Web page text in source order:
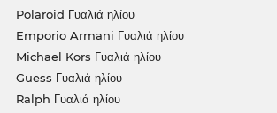
Polaroid Γυαλιά ηλίου
Emporio Armani Γυαλιά ηλίου
Michael Kors Γυαλιά ηλίου
Guess Γυαλιά ηλίου
Ralph Γυαλιά ηλίου